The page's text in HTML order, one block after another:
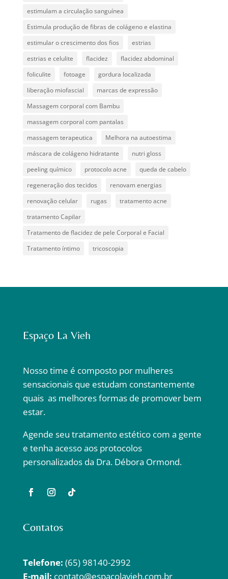
estimulam a circulação sanguínea
Estimula produção de fibras de colágeno e elastina
estimular o crescimento dos fios
estrias
estrias e celulite
flacidez
flacidez abdominal
foliculite
fotoage
gordura localizada
liberação miofascial
marcas de expressão
Massagem corporal com Bambu
massagem corporal com pantalas
massagem terapeutica
Melhora na autoestima
máscara de colágeno hidratante
nutri gloss
peeling químico
protocolo acne
queda de cabelo
regeneração dos tecidos
renovam energias
renovação celular
rugas
tratamento acne
tratamento Capilar
Tratamento de flacidez de pele Corporal e Facial
Tratamento íntimo
tricoscopia
Espaço La Vieh
Nosso time é composto por mulheres
sensacionais que estudam constantemente
quais as melhores formas de promover bem
estar.
Agende seu tratamento estético com a gente
e tenha acesso aos protocolos
personalizados da Dra. Débora Ormond.
Contatos
Telefone: (65) 98140-2992
E-mail: contato@espacolavieh.com.br